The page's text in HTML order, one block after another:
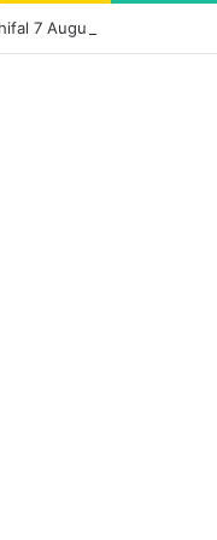
7 August 2026: आज इन 5